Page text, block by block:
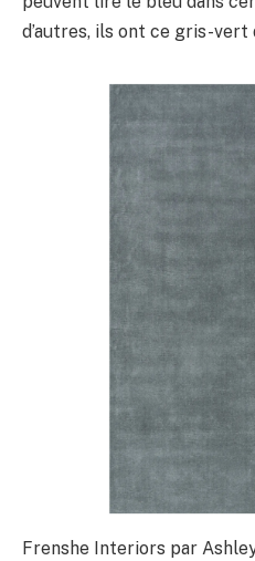
d’autres, ils ont ce gris-vert
Frenshe Interiors par